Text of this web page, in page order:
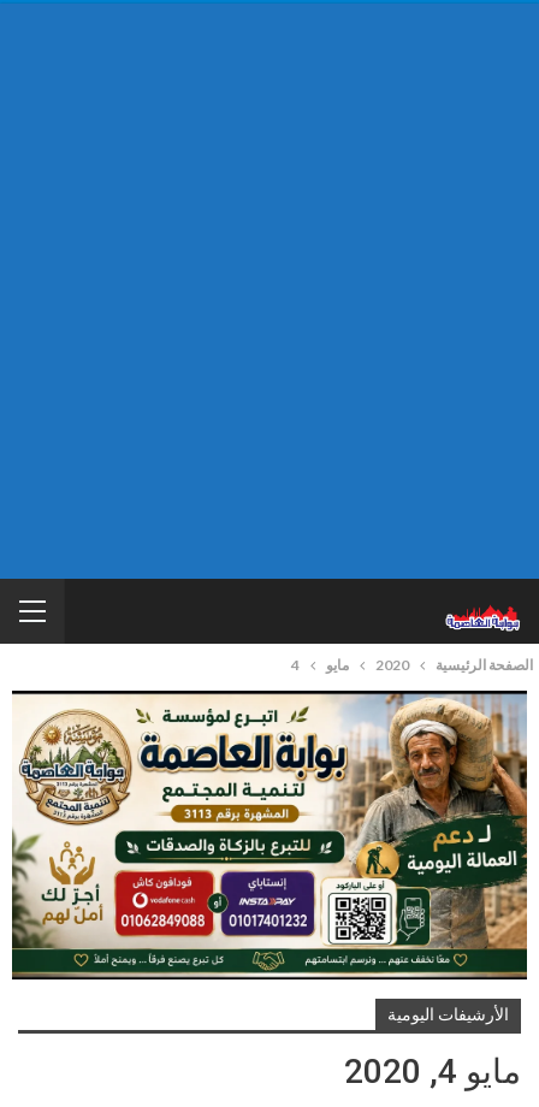
الصفحة الرئيسية 2020 مايو 4
الأرشيفات اليومية
مايو 4, 2020